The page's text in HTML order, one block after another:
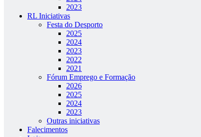
2023
RL Iniciativas
Festa do Desporto
2025
2024
2023
2022
2021
Fórum Emprego e Formação
2026
2025
2024
2023
Outras iniciativas
Falecimentos